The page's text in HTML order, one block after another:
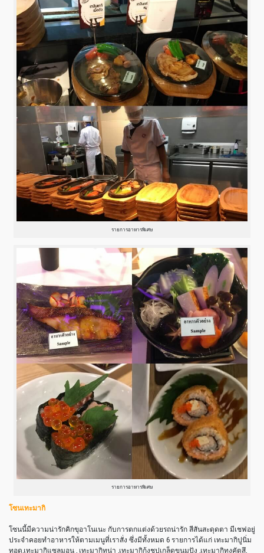
รายการอาหารพิเศษ
รายการอาหารพิเศษ
โซนเทะมากิ
โซนนี้มีความน่ารักคิกขุอาโนเนะ กับการตกแต่งด้วยรถน่ารัก สีสันสะดุดตา มีเชฟอยู่
ประจำคอยทำอาหารให้ตามเมนูที่เราสั่ง ซึ่งมีทั้งหมด 6 รายการได้แก่ เทะมากิปูนิ่ม
ทอด,เทะมากิแซลมอน , เทะมากิทูน่า ,เทะมากิกุ้งชุปเกล็ดขนมปัง ,เทะมากิทงคัตสึ,